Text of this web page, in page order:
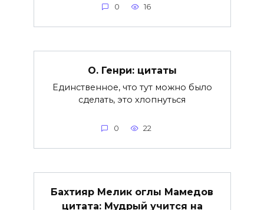
0 16
О. Генри: цитаты
Единственное, что тут можно было
сделать, это хлопнуться
0 22
Бахтияр Мелик оглы Мамедов
цитата: Мудрый учится на